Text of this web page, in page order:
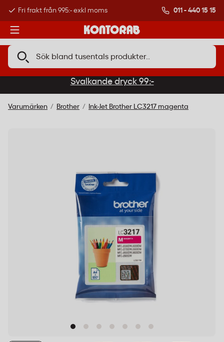
Fri frakt från 995:- exkl moms Kundtjänst öppet
011 - 440 15 15
Svalkande dryck 99:-
Varumärken Brother Ink-Jet Brother LC3217 magenta